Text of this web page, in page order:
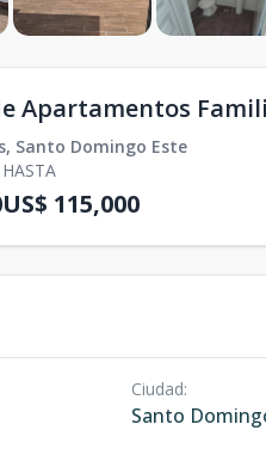
Apartamentos
, Santo Domingo Este
HASTA
US$ 115,000
Ciudad:
Santo